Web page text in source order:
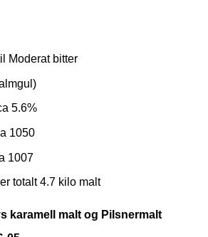
Moderat bitter
5.6%
1050
1007
totalt 4.7 kilo malt
karamell malt og Pilsnermalt